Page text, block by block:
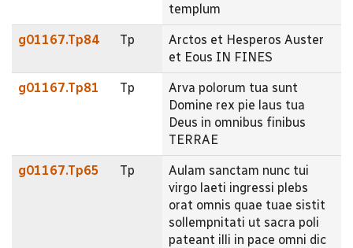
templum
g01167.Tp84 Tp
Arctos et Hesperos Auster
et Eous IN FINES
g01167.Tp81 Tp
Arva polorum tua sunt
Domine rex pie laus tua
Deus in omnibus finibus
TERRAE
g01167.Tp65 Tp
Aulam sanctam nunc tui
virgo laeti ingressi plebs
orat omnis quae tuae sistit
sollempnitati ut sacra poli
pateant illi in pace omni dic